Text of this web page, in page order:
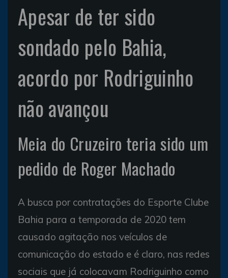
Apesar de ter sido
sondado pelo Bahia,
acordo por Rodriguinho
não avançou
Meia do Cruzeiro teria sido um
pedido de Roger Machado
A busca por contratações do Esporte Clube
Bahia para a temporada de 2020 tem
causado agitação nos veículos de
comunicação do estado e é claro, nas redes
sociais que já colocavam Rodriguinho como